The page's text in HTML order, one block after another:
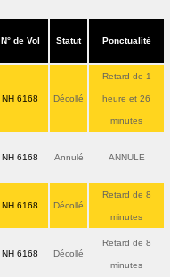
N° de Vol Statut Ponctualité
NH 6168 Décollé
Retard de 1
heure et 26
minutes
NH 6168 Annulé ANNULE
NH 6168 Décollé
Retard de 8
minutes
NH 6168 Décollé
Retard de 8
minutes